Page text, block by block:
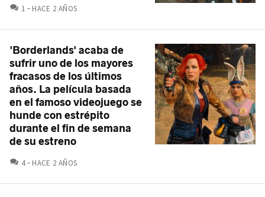
1 COMENTARIOS
HACE 2 AÑOS
'Borderlands' acaba de
sufrir uno de los mayores
fracasos de los últimos
años. La película basada
en el famoso videojuego se
hunde con estrépito
durante el fin de semana
de su estreno
4 COMENTARIOS
HACE 2 AÑOS